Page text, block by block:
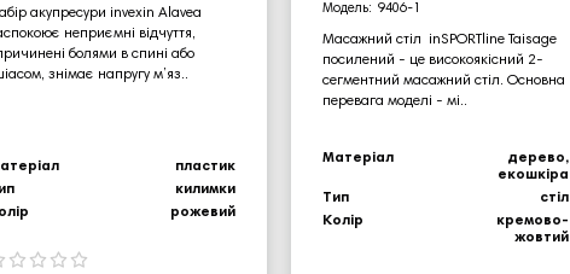
акупресури invexin Alavea
неприємні відчуття,
болями в спині або
знімає напругу м’яз..
пластик
килимки
рожевий
9406-1
Масажний стіл inSPORTline Taisage
посилений - це високоякісний 2-
сегментний масажний стіл. Основна
перевага моделі - мі..
Матеріал
дерево,
екошкіра
Тип
стіл
Колір
кремово-
жовтий